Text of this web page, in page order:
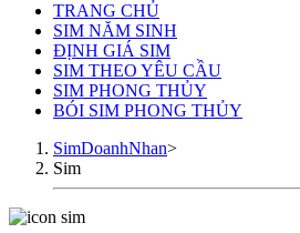
TRANG CHỦ
SIM NĂM SINH
ĐỊNH GIÁ SIM
SIM THEO YÊU CẦU
SIM PHONG THỦY
BÓI SIM PHONG THỦY
SimDoanhNhan>
Sim